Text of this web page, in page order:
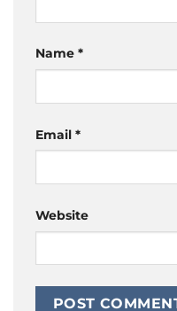
Name *
Email *
Website